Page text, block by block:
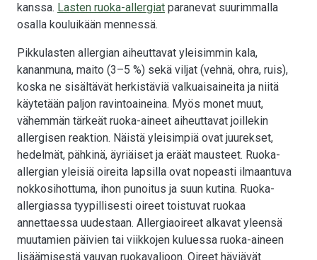
kanssa. Lasten ruoka-allergiat paranevat suurimmalla
osalla kouluikään mennessä.
Pikkulasten allergian aiheuttavat yleisimmin kala,
kananmuna, maito (3–5 %) sekä viljat (vehnä, ohra, ruis),
koska ne sisältävät herkistäviä valkuaisaineita ja niitä
käytetään paljon ravintoaineina. Myös monet muut,
vähemmän tärkeät ruoka-aineet aiheuttavat joillekin
allergisen reaktion. Näistä yleisimpiä ovat juurekset,
hedelmät, pähkinä, äyriäiset ja eräät mausteet. Ruoka-
allergian yleisiä oireita lapsilla ovat nopeasti ilmaantuva
nokkosihottuma, ihon punoitus ja suun kutina. Ruoka-
allergiassa tyypillisesti oireet toistuvat ruokaa
annettaessa uudestaan. Allergiaoireet alkavat yleensä
muutamien päivien tai viikkojen kuluessa ruoka-aineen
lisäämisestä vauvan ruokavalioon. Oireet häviävät